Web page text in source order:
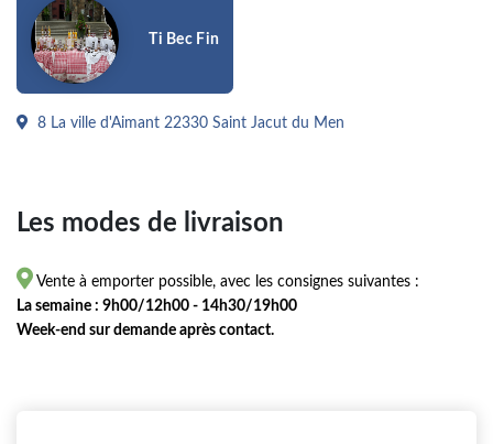
Ti Bec Fin
8 La ville d'Aimant 22330 Saint Jacut du Men
Les modes de livraison
 Vente à emporter possible, avec les consignes suivantes :
La semaine : 9h00/12h00 - 14h30/19h00
Week-end sur demande après contact.